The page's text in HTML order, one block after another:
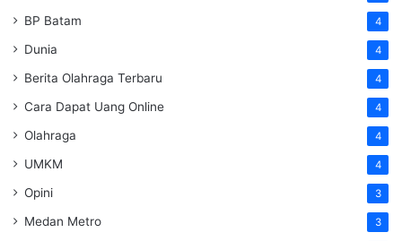
BP Batam 4
Dunia 4
Berita Olahraga Terbaru 4
Cara Dapat Uang Online 4
Olahraga 4
UMKM 4
Opini 3
Medan Metro 3